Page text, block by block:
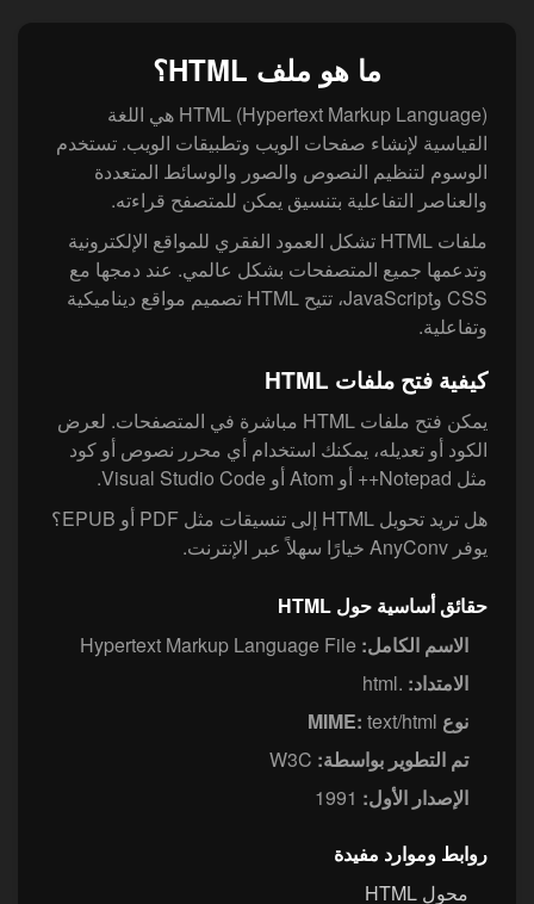
ما هو ملف HTML؟
‏HTML (Hypertext Markup Language) هي اللغة
القياسية لإنشاء صفحات الويب وتطبيقات الويب. تستخدم
الوسوم لتنظيم النصوص والصور والوسائط المتعددة
والعناصر التفاعلية بتنسيق يمكن للمتصفح قراءته.
ملفات HTML تشكل العمود الفقري للمواقع الإلكترونية
وتدعمها جميع المتصفحات بشكل عالمي. عند دمجها مع
CSS وJavaScript، تتيح HTML تصميم مواقع ديناميكية
وتفاعلية.
كيفية فتح ملفات HTML
يمكن فتح ملفات HTML مباشرة في المتصفحات. لعرض
الكود أو تعديله، يمكنك استخدام أي محرر نصوص أو كود
مثل Notepad++ أو Atom أو Visual Studio Code.
هل تريد تحويل HTML إلى تنسيقات مثل PDF أو EPUB؟
يوفر AnyConv خيارًا سهلاً عبر الإنترنت.
حقائق أساسية حول HTML
الاسم الكامل:
الامتداد: .html
نوع MIME: text/html
تم التطوير بواسطة:
الإصدار الأول:
روابط وموارد مفيدة
محول HTML